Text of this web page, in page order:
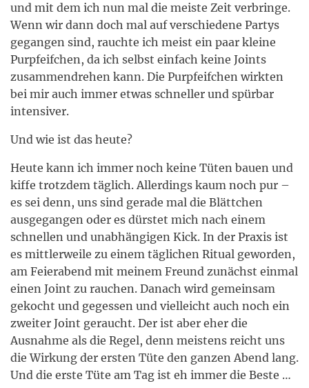
und mit dem ich nun mal die meiste Zeit verbringe.
Wenn wir dann doch mal auf verschiedene Partys
gegangen sind, rauchte ich meist ein paar kleine
Purpfeifchen, da ich selbst einfach keine Joints
zusammendrehen kann. Die Purpfeifchen wirkten
bei mir auch immer etwas schneller und spürbar
intensiver.
Und wie ist das heute?
Heute kann ich immer noch keine Tüten bauen und
kiffe trotzdem täglich. Allerdings kaum noch pur –
es sei denn, uns sind gerade mal die Blättchen
ausgegangen oder es dürstet mich nach einem
schnellen und unabhängigen Kick. In der Praxis ist
es mittlerweile zu einem täglichen Ritual geworden,
am Feierabend mit meinem Freund zunächst einmal
einen Joint zu rauchen. Danach wird gemeinsam
gekocht und gegessen und vielleicht auch noch ein
zweiter Joint geraucht. Der ist aber eher die
Ausnahme als die Regel, denn meistens reicht uns
die Wirkung der ersten Tüte den ganzen Abend lang.
Und die erste Tüte am Tag ist eh immer die Beste …